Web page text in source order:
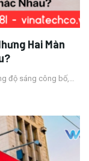
Hai Màn
độ sáng công bố,…